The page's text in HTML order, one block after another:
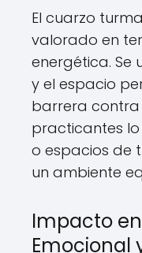
El cuarzo
valorado en
energética. Se
y el espacio
barrera contra
practicantes
o espacios de
un ambiente
Impacto
Emocional